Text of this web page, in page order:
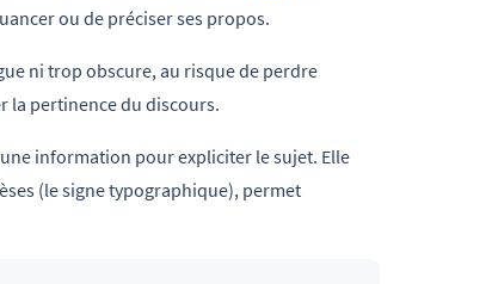
ou de préciser ses propos.
ni trop obscure, au risque de perdre
la pertinence du discours.
information pour expliciter le sujet. Elle
(le signe typographique), permet